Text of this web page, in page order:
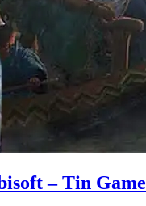
– Tin Game